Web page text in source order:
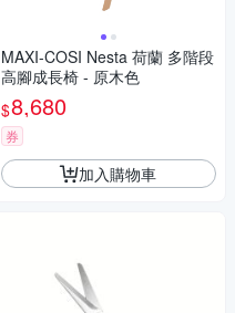
MAXI-COSI Nesta 荷蘭 多階段
高腳成長椅 - 原木色
$8,680
券
加入購物車